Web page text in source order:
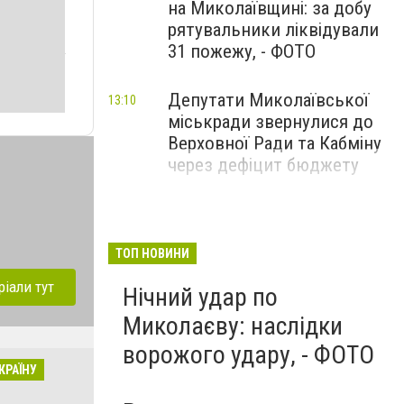
тут
на Миколаївщині: за добу
рятувальники ліквідували
31 пожежу, - ФОТО
Депутати Миколаївської
міськради звернулися до
Верховної Ради та Кабміну
через дефіцит бюджету
13:10
ТОП НОВИНИ
Нічний удар по
Миколаєву: наслідки
ворожого удару, - ФОТО